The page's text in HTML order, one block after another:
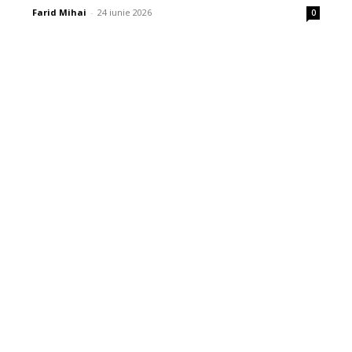
Farid Mihai - 24 iunie 2026 0